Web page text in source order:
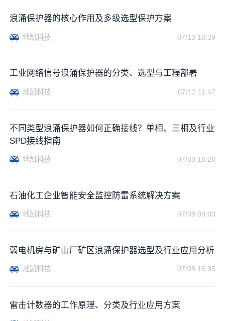
浪涌保护器的核心作用及多级选型保护方案
地凯科技 07/13 16:39
工业网络信号浪涌保护器的分类、选型与工程部署
地凯科技 07/12 11:47
不同类型浪涌保护器如何正确接线？单相、三相及行业
SPD接线指南
地凯科技 07/08 16:26
石油化工企业智能安全监控防雷系统解决方案
地凯科技 07/08 09:03
弱电机房与矿山厂矿区浪涌保护器选型及行业应用分析
地凯科技 07/05 15:35
雷击计数器的工作原理、分类及行业应用方案